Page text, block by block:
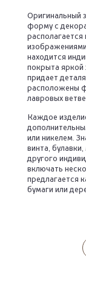
Оригинальный
форму с
находится
покрыта яркой
придает
расположены
лавровых
Каждое
или никелем.
винта,
другого
включать
предлагается
бумаги или